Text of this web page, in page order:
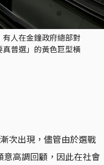
人在金鐘政府總部對
普選」的黃色巨型橫
次出現，儘管由於選戰
高調回顧，因此在社會